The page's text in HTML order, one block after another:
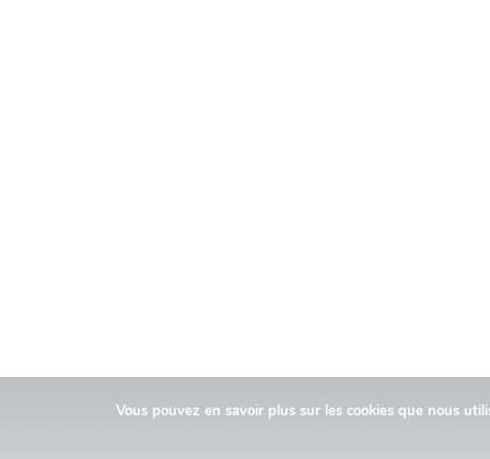
Vous pouvez en savoir plus sur les cookies que nous